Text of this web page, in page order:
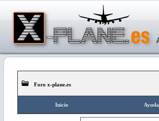
Foro x-plane.es
Inicio Ayuda